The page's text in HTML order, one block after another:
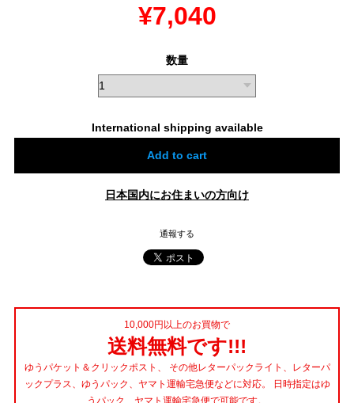
¥7,040
数量
International shipping available
Add to cart
日本国内にお住まいの方向け
通報する
10,000円以上のお買物で
送料無料です!!!
ゆうパケット＆クリックポスト、 その他レターパックライト、レターパ
ックプラス、ゆうパック、ヤマト運輸宅急便などに対応。 日時指定はゆ
うパック、ヤマト運輸宅急便で可能です。